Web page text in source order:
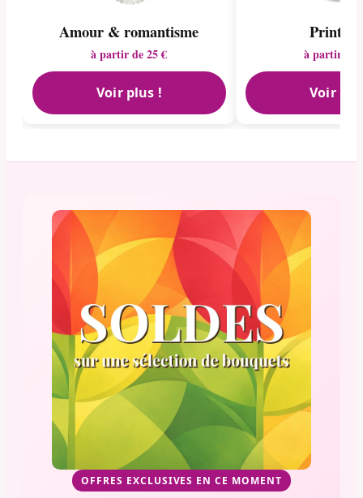
Amour & romantisme
à partir de 25 €
Voir plus !
à partir de
Voir
OFFRES EXCLUSIVES EN CE MOMENT